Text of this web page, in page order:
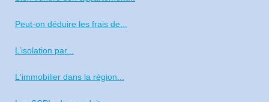
Peut-on déduire les frais de...
L’isolation par...
L'immobilier dans la région...